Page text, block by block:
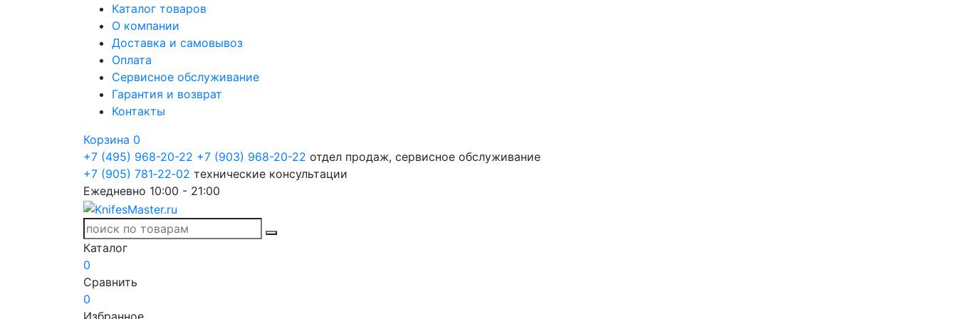
Каталог товаров
О компании
Доставка и самовывоз
Оплата
Сервисное обслуживание
Гарантия и возврат
Контакты
Корзина 0
+7 (495) 968-20-22 +7 (903) 968-20-22 отдел продаж, сервисное обслуживание
+7 (905) 781‑22‑02 технические консультации
Ежедневно 10:00 - 21:00
Каталог
0
Сравнить
0
Избранное